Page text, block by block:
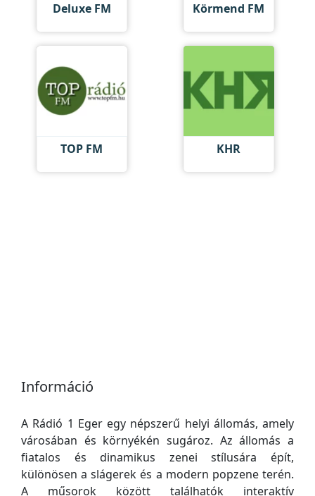
Deluxe FM Körmend FM
TOP FM KHR
Információ
A Rádió 1 Eger egy népszerű helyi állomás, amely
városában és környékén sugároz. Az állomás a
fiatalos és dinamikus zenei stílusára épít,
különösen a slágerek és a modern popzene terén.
A műsorok között találhatók interaktív